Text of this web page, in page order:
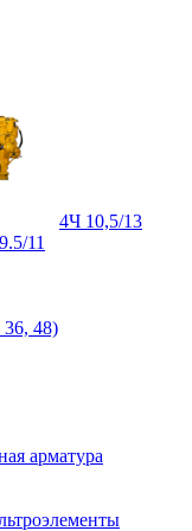
4Ч 10,5/13
11
48)
арматура